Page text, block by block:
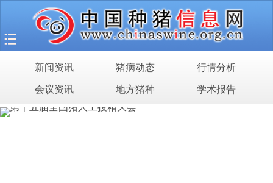
新闻资讯 猪病动态 行情分析
会议资讯 地方猪种 学术报告
首页
猪场之旅
新闻资讯
猪病动态